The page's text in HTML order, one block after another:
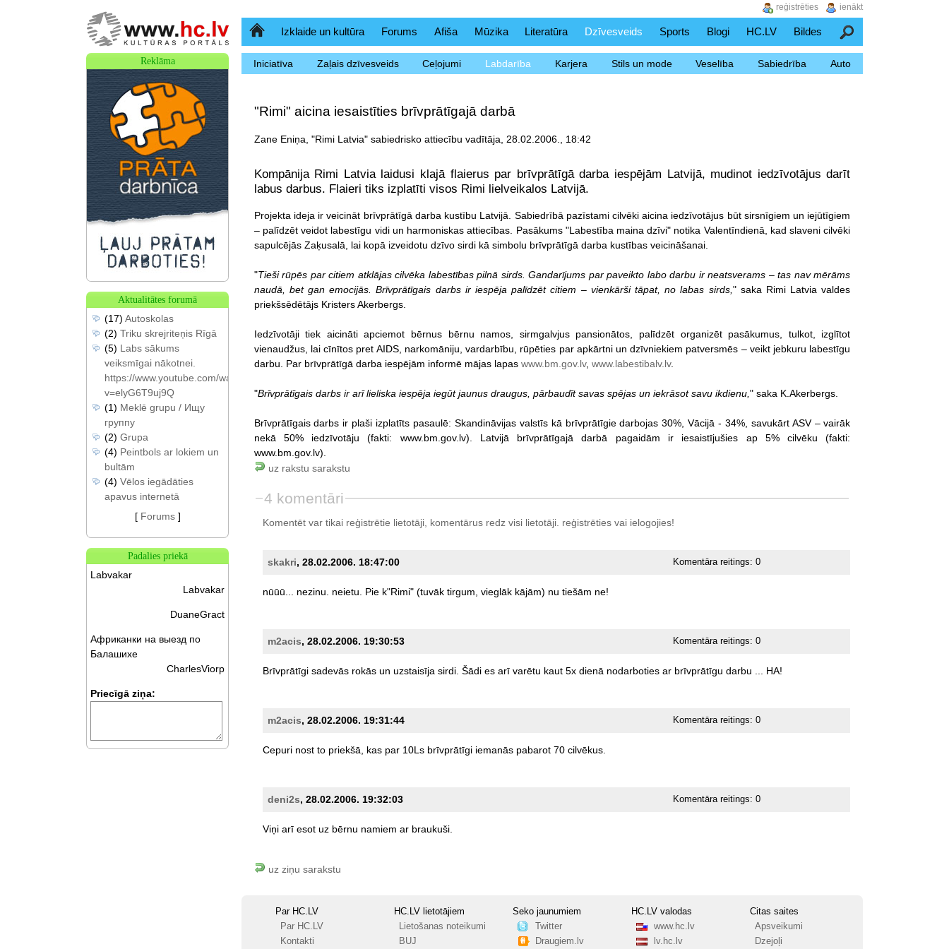
SākumlapaIzklaide un kultūra Forums Afiša Mūzika Literatūra Dzīvesveids Sports Blogi HC.LV Bildes Meklēšana
Iniciatīva Zaļais dzīvesveids Ceļojumi Labdarība Karjera Stils un mode Veselība Sabiedrība Auto
"Rimi" aicina iesaistīties brīvprātīgajā darbā
Zane Eniņa, "Rimi Latvia" sabiedrisko attiecību vadītāja, 28.02.2006., 18:42
Kompānija Rimi Latvia laidusi klajā flaierus par brīvprātīgā darba iespējām Latvijā, mudinot iedzīvotājus darīt
labus darbus. Flaieri tiks izplatīti visos Rimi lielveikalos Latvijā.
Projekta ideja ir veicināt brīvprātīgā darba kustību Latvijā. Sabiedrībā pazīstami cilvēki aicina iedzīvotājus būt sirsnīgiem un iejūtīgiem
– palīdzēt veidot labestīgu vidi un harmoniskas attiecības. Pasākums "Labestība maina dzīvi" notika Valentīndienā, kad slaveni cilvēki
sapulcējās Zaķusalā, lai kopā izveidotu dzīvo sirdi kā simbolu brīvprātīgā darba kustības veicināšanai.
"Tieši rūpēs par citiem atklājas cilvēka labestības pilnā sirds. Gandarījums par paveikto labo darbu ir neatsverams – tas nav mērāms
naudā, bet gan emocijās. Brīvprātīgais darbs ir iespēja palīdzēt citiem – vienkārši tāpat, no labas sirds, " saka Rimi Latvia valdes
priekšsēdētājs Kristers Akerbergs.
Iedzīvotāji tiek aicināti apciemot bērnus bērnu namos, sirmgalvjus pansionātos, palīdzēt organizēt pasākumus, tulkot, izglītot
vienaudžus, lai cīnītos pret AIDS, narkomāniju, vardarbību, rūpēties par apkārtni un dzīvniekiem patversmēs – veikt jebkuru labestīgu
darbu. Par brīvprātīgā darba iespējām informē mājas lapas www.bm.gov.lv, www.labestibalv.lv.
"Brīvprātīgais darbs ir arī lieliska iespēja iegūt jaunus draugus, pārbaudīt savas spējas un iekrāsot savu ikdienu, " saka K.Akerbergs.
Brīvprātīgais darbs ir plaši izplatīts pasaulē: Skandināvijas valstīs kā brīvprātīgie darbojas 30%, Vācijā - 34%, savukārt ASV – vairāk
nekā 50% iedzīvotāju (fakti: www.bm.gov.lv). Latvijā brīvprātīgajā darbā pagaidām ir iesaistījušies ap 5% cilvēku (fakti:
www.bm.gov.lv).
uz rakstu sarakstu
4 komentāri
Komentēt var tikai reģistrētie lietotāji, komentārus redz visi lietotāji. reģistrētiesvai ielogojies!
skakri, 28.02.2006. 18:47:00 Komentāra reitings:0
nūūū... nezinu. neietu. Pie k"Rimi" (tuvāk tirgum, vieglāk kājām) nu tiešām ne!
m2acis, 28.02.2006. 19:30:53 Komentāra reitings:0
Brīvprātīgi sadevās rokās un uzstaisīja sirdi. Šādi es arī varētu kaut 5x dienā nodarboties ar brīvprātīgu darbu HA!
m2acis, 28.02.2006. 19:31:44 Komentāra reitings:0
Cepuri nost to priekšā, kas par 10Ls brīvprātīgi iemanās pabarot 70 cilvēkus.
deni2s, 28.02.2006. 19:32:03 Komentāra reitings:0
Viņi arī esot uz bērnu namiem ar braukuši.
uz ziņu sarakstu
Par HC.LV
Par HC.LV
Kontakti
HC.LV lietotājiem
Lietošanas noteikumi
BUJ
Seko jaunumiem
Twitter
Draugiem.lv
HC.LV valodas
www.hc.lv
lv.hc.lv
Citas saites
Apsveikumi
Dzejoļi
Reklāma
Aktualitātes forumā
(17) Autoskolas
(2) Triku skrejriteņis Rīgā
(5) Labs sākums
veiksmīgai nākotnei.
https://www.youtube.com/watch?
v=elyG6T9uj9Q
(1) Meklē grupu / Ищу
группу
(2) Grupa
(4) Peintbols ar lokiem un
bultām
(4) Vēlos iegādāties
apavus internetā
[ Forums]
Padalies priekā
Labvakar
Labvakar
DuaneGract
Африканки на выезд по
Балашихе
CharlesViorp
Priecīgā ziņa:
ienākt
reģistrēties